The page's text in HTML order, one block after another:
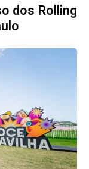
dos Rolling